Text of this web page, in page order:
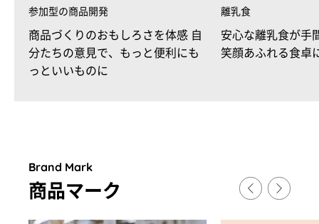
参加型の商品開発
商品づくりのおもしろさを体感 自
分たちの意見で、もっと便利にも
っといいものに
離乳食
安心な離乳食が手
笑顔あふれる食卓
Brand Mark
商品マーク